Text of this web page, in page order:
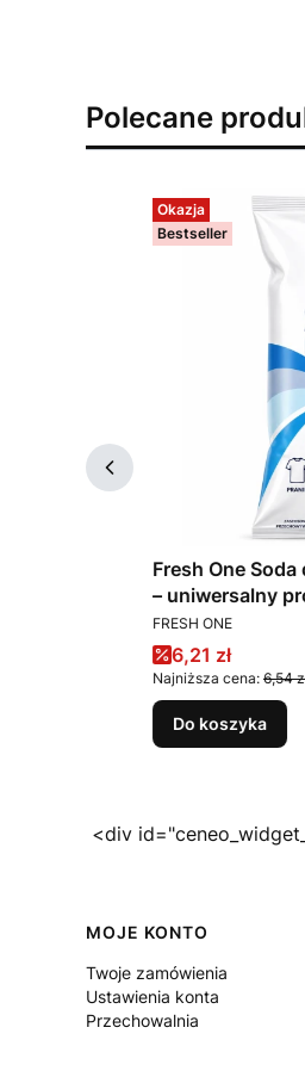
Polecane
Okazja
Bestseller
Fresh One
– uniwersalny
PRODUCENT
FRESH ONE
Cena
6,21 zł
Najniższa cena: 6,54
Do koszyka
<div
Linki w stopce
MOJE KONTO
Twoje zamówienia
Ustawienia konta
Przechowalnia